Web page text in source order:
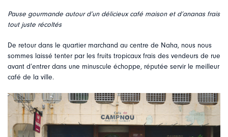
Pause gourmande autour d’un délicieux café maison et d’ananas frais
tout juste récoltés
De retour dans le quartier marchand au centre de Naha, nous nous
sommes laissé tenter par les fruits tropicaux frais des vendeurs de rue
avant d’entrer dans une minuscule échoppe, réputée servir le meilleur
café de la ville.